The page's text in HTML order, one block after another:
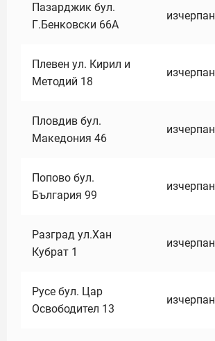
Пазарджик бул.
Г.Бенковски 66А
изчерпан
Плевен ул. Кирил и
Методий 18
изчерпан
Пловдив бул.
Македония 46
изчерпан
Попово бул.
България 99
изчерпан
Разград ул.Хан
Кубрат 1
изчерпан
Русе бул. Цар
Освободител 13
изчерпан